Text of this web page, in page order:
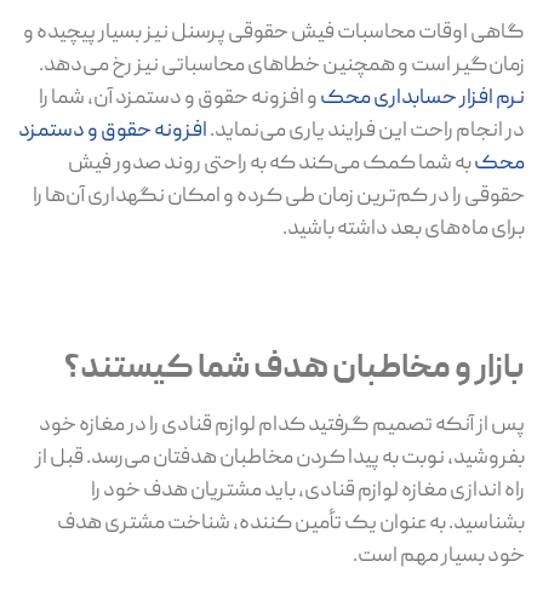
گاهی اوقات محاسبات فیش حقوقی پرسنل نیز بسیار پیچیده و
زمان‌گیر است و همچنین خطاهای محاسباتی نیز رخ می‌دهد.
نرم افزار حسابداری محکو افزونه حقوق و دستمزد آن، شما را
در انجام راحت این فرایند یاری می‌نماید.افزونه حقوق و دستمزد
محکبه شما کمک می‌کند که به راحتی روند صدور فیش
حقوقی را در کم‌ترین زمان طی کرده و امکان نگهداری آن‌ها را
برای ماه‌های بعد داشته باشید.
بازار و مخاطبان هدف شما کیستند؟
پس از آنکه تصمیم گرفتید کدام لوازم قنادی را در مغازه خود
بفروشید، نوبت به پیدا کردن مخاطبان هدفتان می‌رسد. قبل از
راه اندازی مغازه لوازم قنادی، باید مشتریان هدف خود را
بشناسید. به عنوان یک تأمین کننده، شناخت مشتری هدف
خود بسیار مهم است.